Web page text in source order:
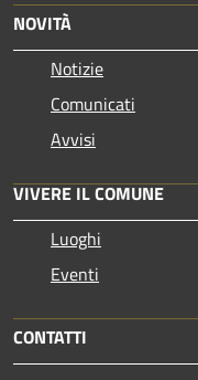
NOVITÀ
Notizie
Comunicati
Avvisi
VIVERE IL COMUNE
Luoghi
Eventi
CONTATTI